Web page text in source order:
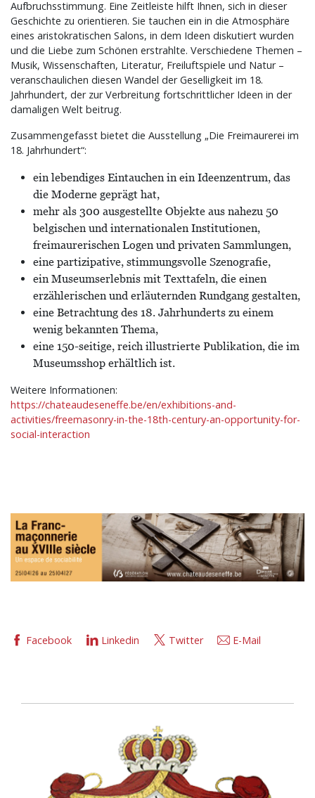
Aufbruchsstimmung. Eine Zeitleiste hilft Ihnen, sich in dieser
Geschichte zu orientieren. Sie tauchen ein in die Atmosphäre
eines aristokratischen Salons, in dem Ideen diskutiert wurden
und die Liebe zum Schönen erstrahlte. Verschiedene Themen –
Musik, Wissenschaften, Literatur, Freiluftspiele und Natur –
veranschaulichen diesen Wandel der Geselligkeit im 18.
Jahrhundert, der zur Verbreitung fortschrittlicher Ideen in der
damaligen Welt beitrug.
Zusammengefasst bietet die Ausstellung „Die Freimaurerei im
18. Jahrhundert“:
ein lebendiges Eintauchen in ein Ideenzentrum, das
die Moderne geprägt hat,
mehr als 300 ausgestellte Objekte aus nahezu 50
belgischen und internationalen Institutionen,
freimaurerischen Logen und privaten Sammlungen,
eine partizipative, stimmungsvolle Szenografie,
ein Museumserlebnis mit Texttafeln, die einen
erzählerischen und erläuternden Rundgang gestalten,
eine Betrachtung des 18. Jahrhunderts zu einem
wenig bekannten Thema,
eine 150-seitige, reich illustrierte Publikation, die im
Museumsshop erhältlich ist.
Weitere Informationen:
https://chateaudeseneffe.be/en/exhibitions-and-
activities/freemasonry-in-the-18th-century-an-opportunity-for-
social-interaction
Facebook Linkedin Twitter E-Mail